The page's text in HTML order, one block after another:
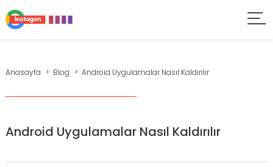
Anasayfa Blog Android Uygulamalar Nasıl Kaldırılır
Android Uygulamalar Nasıl Kaldırılır